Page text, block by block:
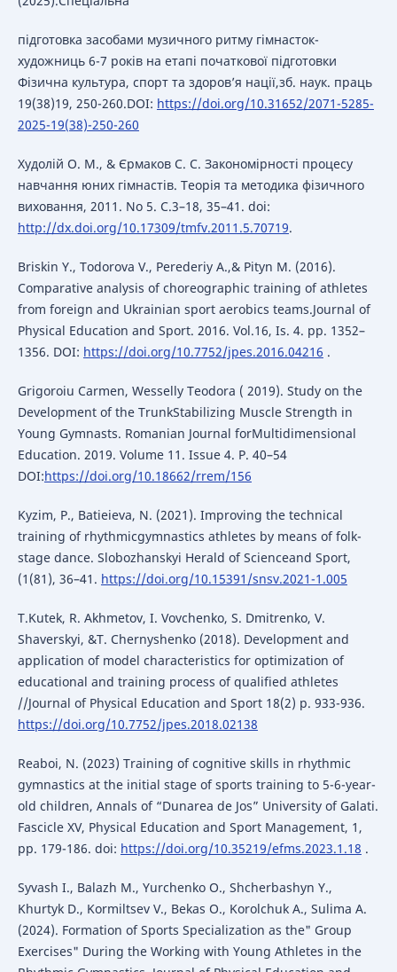
підготовка засобами музичного ритму гімнасток-
художниць 6-7 років на етапі початкової підготовки
Фізична культура, спорт та здоров’я нації,зб. наук. праць
19(38)19, 250-260.DOI: https://doi.org/10.31652/2071-5285-
2025-19(38)-250-260
Худолій О. М., & Єрмаков С. С. Закономірності процесу
навчання юних гімнастів. Теорія та методика фізичного
виховання, 2011. No 5. С.3–18, 35–41. doi:
http://dx.doi.org/10.17309/tmfv.2011.5.70719.
Briskin Y., Todorova V., Perederiy A.,& Pityn M. (2016).
Comparative analysis of choreographic training of athletes
from foreign and Ukrainian sport aerobics teams.Journal of
Physical Education and Sport. 2016. Vol.16, Is. 4. pp. 1352–
1356. DOI: https://doi.org/10.7752/jpes.2016.04216 .
Grigoroiu Carmen, Wesselly Teodora ( 2019). Study on the
Development of the TrunkStabilizing Muscle Strength in
Young Gymnasts. Romanian Journal forMultidimensional
Education. 2019. Volume 11. Issue 4. P. 40–54
DOI:https://doi.org/10.18662/rrem/156
Kyzim, P., Batieieva, N. (2021). Improving the technical
training of rhythmicgymnastics athletes by means of folk-
stage dance. Slobozhanskyi Herald of Scienceand Sport,
(1(81), 36–41. https://doi.org/10.15391/snsv.2021-1.005
T.Kutek, R. Akhmetov, I. Vovchenko, S. Dmitrenko, V.
Shaverskyi, &T. Chernyshenko (2018). Development and
application of model characteristics for optimization of
educational and training process of qualified athletes
//Journal of Physical Education and Sport 18(2) р. 933-936.
https://doi.org/10.7752/jpes.2018.02138
Reaboi, N. (2023) Training of cognitive skills in rhythmic
gymnastics at the initial stage of sports training to 5-6-year-
old children, Annals of “Dunarea de Jos” University of Galati.
Fascicle XV, Physical Education and Sport Management, 1,
pp. 179-186. doi: https://doi.org/10.35219/efms.2023.1.18 .
Syvash I., Balazh M., Yurchenko O., Shcherbashyn Y.,
Khurtyk D., Kormiltsev V., Bekas O., Korolchuk A., Sulima A.
(2024). Formation of Sports Specialization as the" Group
Exercises" During the Working with Young Athletes in the